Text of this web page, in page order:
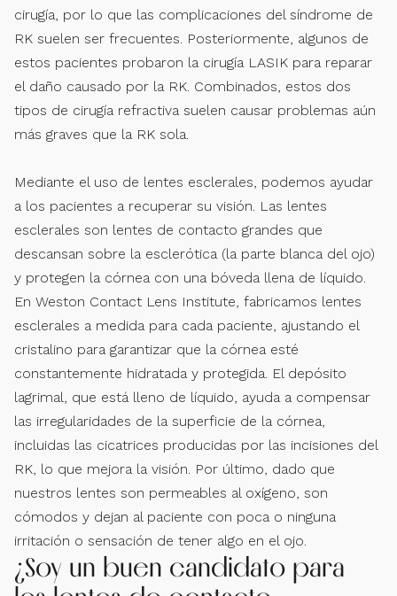
cirugía, por lo que las complicaciones del síndrome de
RK suelen ser frecuentes. Posteriormente, algunos de
estos pacientes probaron la cirugía LASIK para reparar
el daño causado por la RK. Combinados, estos dos
tipos de cirugía refractiva suelen causar problemas aún
más graves que la RK sola.
Mediante el uso de lentes esclerales, podemos ayudar
a los pacientes a recuperar su visión. Las lentes
esclerales son lentes de contacto grandes que
descansan sobre la esclerótica (la parte blanca del ojo)
y protegen la córnea con una bóveda llena de líquido.
En Weston Contact Lens Institute, fabricamos lentes
esclerales a medida para cada paciente, ajustando el
cristalino para garantizar que la córnea esté
constantemente hidratada y protegida. El depósito
lagrimal, que está lleno de líquido, ayuda a compensar
las irregularidades de la superficie de la córnea,
incluidas las cicatrices producidas por las incisiones del
RK, lo que mejora la visión. Por último, dado que
nuestros lentes son permeables al oxígeno, son
cómodos y dejan al paciente con poca o ninguna
irritación o sensación de tener algo en el ojo.
¿Soy un buen candidato para